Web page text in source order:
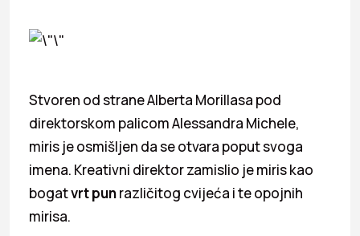
Stvoren od strane Alberta Morillasa pod
direktorskom palicom Alessandra Michele,
miris je osmišljen da se otvara poput svoga
imena. Kreativni direktor zamislio jemiris kao
bogatvrt punrazličitog cvijeća i te opojnih
mirisa.